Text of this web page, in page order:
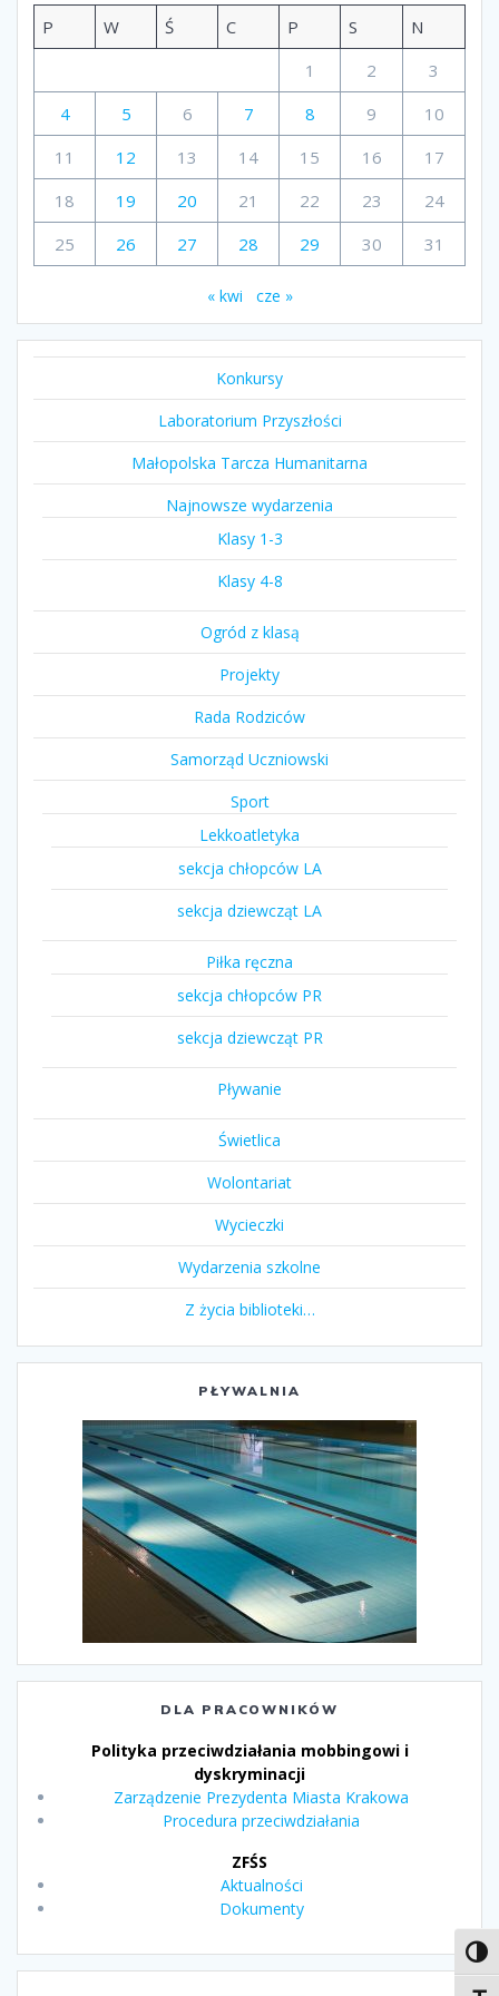
P W Ś C P S
N
1
2
3
4
5 6 7 8 9
10
11
12 13 14 15 16
17
18
19 20 21 22 23
24
25
26 27 28 29 30 31
« kwi cze »
Konkursy
Laboratorium Przyszłości
Małopolska Tarcza Humanitarna
Najnowsze wydarzenia
Klasy 1-3
Klasy 4-8
Ogród z klasą
Projekty
Rada Rodziców
Samorząd Uczniowski
Sport
Lekkoatletyka
sekcja chłopców LA
sekcja dziewcząt LA
Piłka ręczna
sekcja chłopców PR
sekcja dziewcząt PR
Pływanie
Świetlica
Wolontariat
Wycieczki
Wydarzenia szkolne
Z życia biblioteki…
PŁYWALNIA
DLA PRACOWNIKÓW
Polityka przeciwdziałania mobbingowi i
dyskryminacji
Zarządzenie Prezydenta Miasta Krakowa
Procedura przeciwdziałania
ZFŚS
Aktualności
Dokumenty